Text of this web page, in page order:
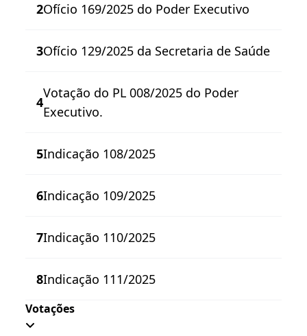
2Ofício 169/2025 do Poder Executivo
3Ofício 129/2025 da Secretaria de Saúde
4
Votação do PL 008/2025 do Poder
Executivo.
5Indicação 108/2025
6Indicação 109/2025
7Indicação 110/2025
8Indicação 111/2025
Votações